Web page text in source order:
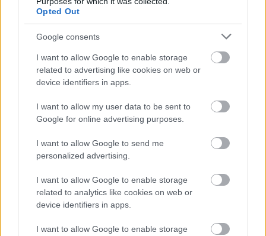
Opted Out
Google consents
I want to allow Google to enable storage
related to advertising like cookies on web or
device identifiers in apps.
I want to allow my user data to be sent to
Google for online advertising purposes.
I want to allow Google to send me
personalized advertising.
I want to allow Google to enable storage
related to analytics like cookies on web or
device identifiers in apps.
I want to allow Google to enable storage
skatuves deja ar
Eirovīzijas zvaigzni
miglā”
Atcelt Ziņot